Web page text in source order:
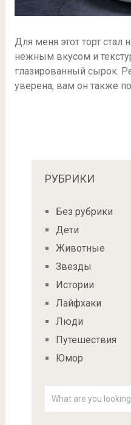
Для меня этот торт стал
нежным вкусом и
глазированный сырок.
уверена, вам он также
РУБРИКИ
Без рубрики
Дети
Животные
Звезды
Истории
Лайфхаки
Люди
Путешествия
Юмор